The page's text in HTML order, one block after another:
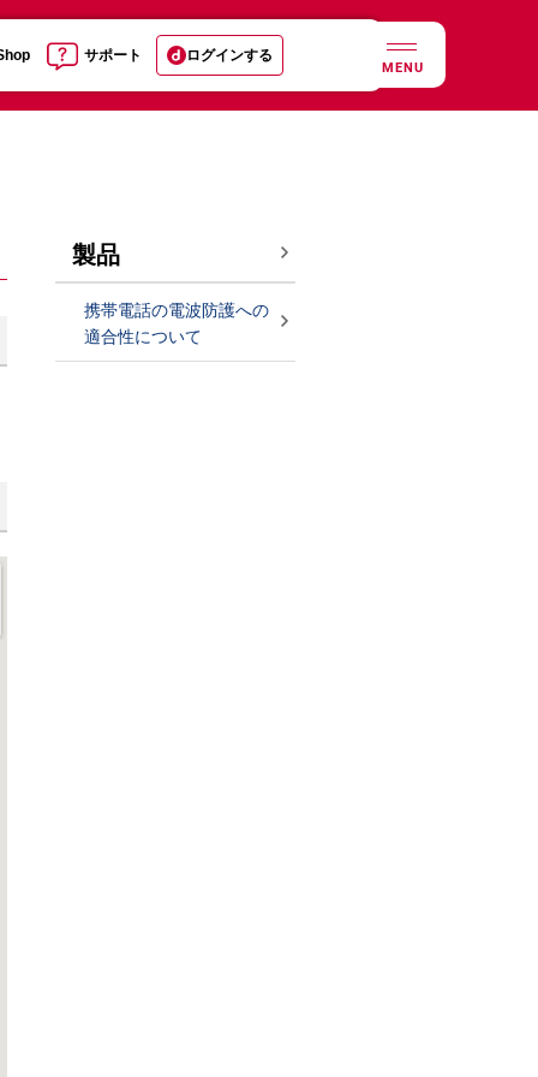
サポート ログインする
MENU
製品
携帯電話の電波防護への
適合性について